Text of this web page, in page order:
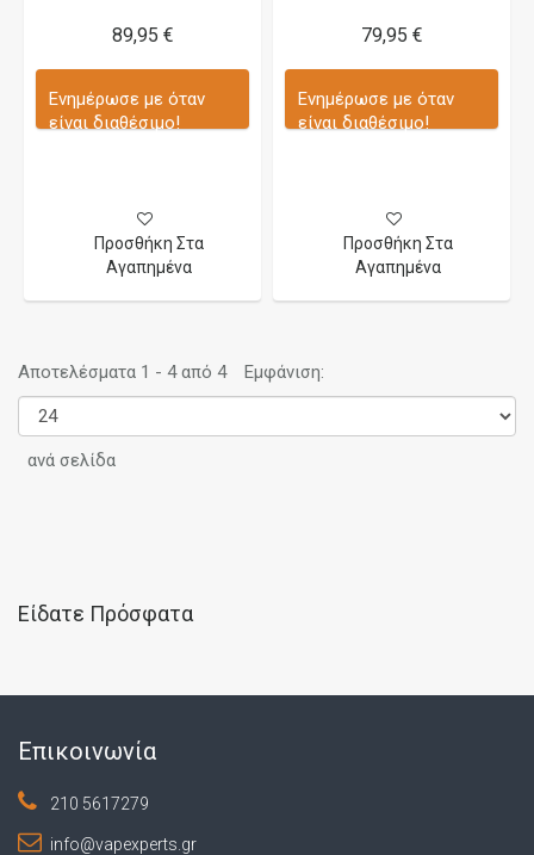
89,95 €
Ενημέρωσε με όταν
είναι διαθέσιμο!
Προσθήκη Στα
Αγαπημένα
79,95 €
Ενημέρωσε με όταν
είναι διαθέσιμο!
Προσθήκη Στα
Αγαπημένα
Αποτελέσματα 1 - 4 από 4 Εμφάνιση:
ανά σελίδα
Είδατε Πρόσφατα
Επικοινωνία
210 5617279
info@vapexperts.gr